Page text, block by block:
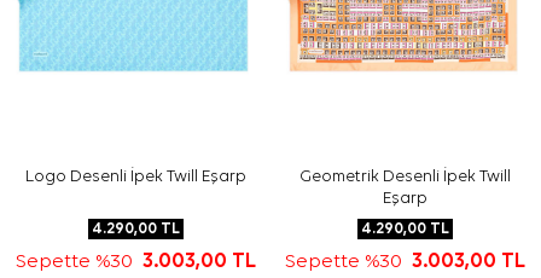
Logo Desenli İpek Twill Eşarp
4.290,00TL
Sepette %30 3.003,00 TL
Geometrik Desenli İpek Twill
Eşarp
4.290,00 TL
Sepette %303.003,00 TL